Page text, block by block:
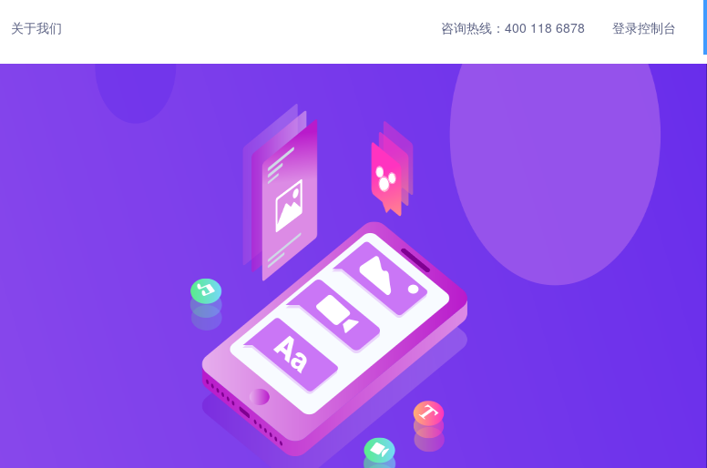
关于我们 咨询热线： 400 118 6878 登录控制台